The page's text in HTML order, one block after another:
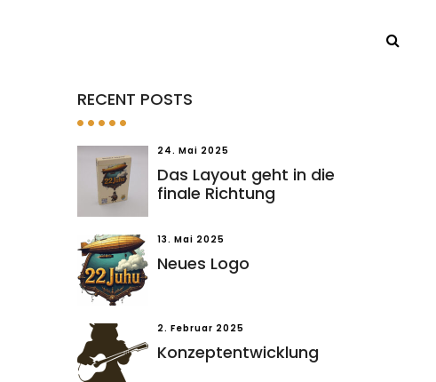
RECENT POSTS
24. Mai 2025
Das Layout geht in die
finale Richtung
13. Mai 2025
Neues Logo
2. Februar 2025
Konzeptentwicklung